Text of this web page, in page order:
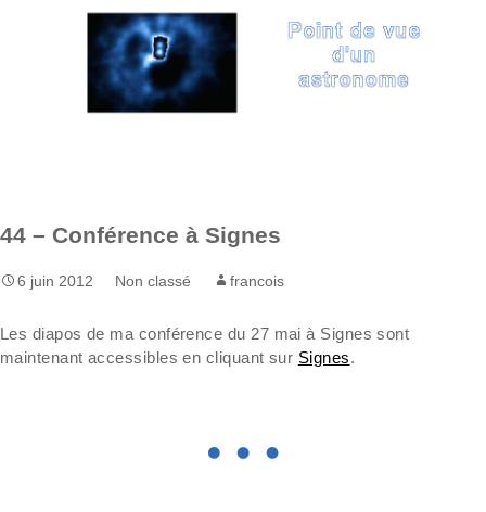
44 – Conférence à Signes
6 juin 2012 Non classé francois
Les diapos de ma conférence du 27 mai à Signes sont
maintenant accessibles en cliquant sur Signes.